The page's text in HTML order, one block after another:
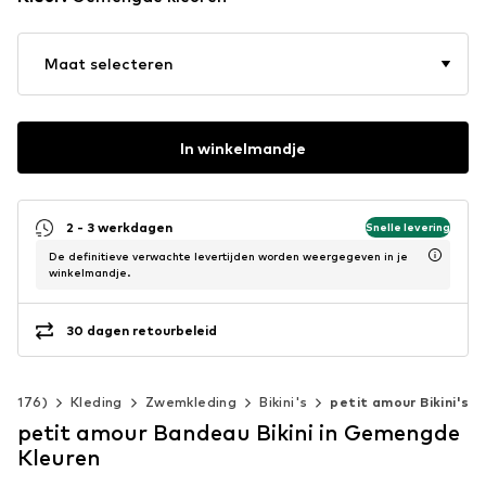
Maat selecteren
In winkelmandje
2 - 3 werkdagen Snelle levering
De definitieve verwachte levertijden worden weergegeven in je
winkelmandje.
30 dagen retourbeleid
176) Kleding Zwemkleding Bikini's petit amour Bikini's
petit amour Bandeau Bikini in Gemengde
Kleuren